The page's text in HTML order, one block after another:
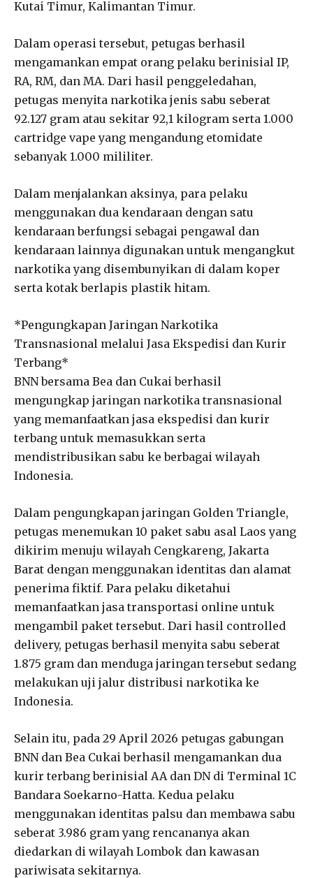
Kutai Timur, Kalimantan Timur.
Dalam operasi tersebut, petugas berhasil
mengamankan empat orang pelaku berinisial IP,
RA, RM, dan MA. Dari hasil penggeledahan,
petugas menyita narkotika jenis sabu seberat
92.127 gram atau sekitar 92,1 kilogram serta 1.000
cartridge vape yang mengandung etomidate
sebanyak 1.000 mililiter.
Dalam menjalankan aksinya, para pelaku
menggunakan dua kendaraan dengan satu
kendaraan berfungsi sebagai pengawal dan
kendaraan lainnya digunakan untuk mengangkut
narkotika yang disembunyikan di dalam koper
serta kotak berlapis plastik hitam.
*Pengungkapan Jaringan Narkotika
Transnasional melalui Jasa Ekspedisi dan Kurir
Terbang*
BNN bersama Bea dan Cukai berhasil
mengungkap jaringan narkotika transnasional
yang memanfaatkan jasa ekspedisi dan kurir
terbang untuk memasukkan serta
mendistribusikan sabu ke berbagai wilayah
Indonesia.
Dalam pengungkapan jaringan Golden Triangle,
petugas menemukan 10 paket sabu asal Laos yang
dikirim menuju wilayah Cengkareng, Jakarta
Barat dengan menggunakan identitas dan alamat
penerima fiktif. Para pelaku diketahui
memanfaatkan jasa transportasi online untuk
mengambil paket tersebut. Dari hasil controlled
delivery, petugas berhasil menyita sabu seberat
1.875 gram dan menduga jaringan tersebut sedang
melakukan uji jalur distribusi narkotika ke
Indonesia.
Selain itu, pada 29 April 2026 petugas gabungan
BNN dan Bea Cukai berhasil mengamankan dua
kurir terbang berinisial AA dan DN di Terminal 1C
Bandara Soekarno-Hatta. Kedua pelaku
menggunakan identitas palsu dan membawa sabu
seberat 3.986 gram yang rencananya akan
diedarkan di wilayah Lombok dan kawasan
pariwisata sekitarnya.